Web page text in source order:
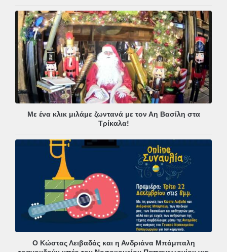
Με ένα κλικ μιλάμε ζωντανά με τον Αη Βασίλη στα
Τρίκαλα!
Ο Κώστας Λειβαδάς και η Ανδριάνα Μπάμπαλη